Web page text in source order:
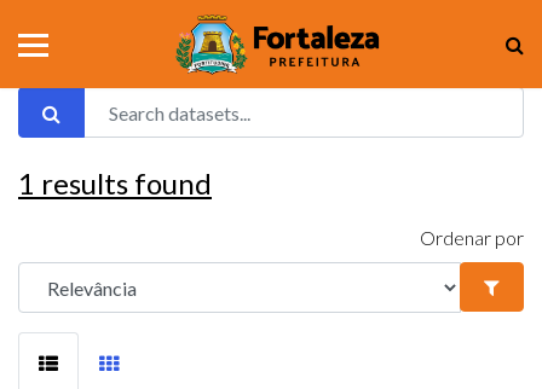
1 results found
Ordenar por